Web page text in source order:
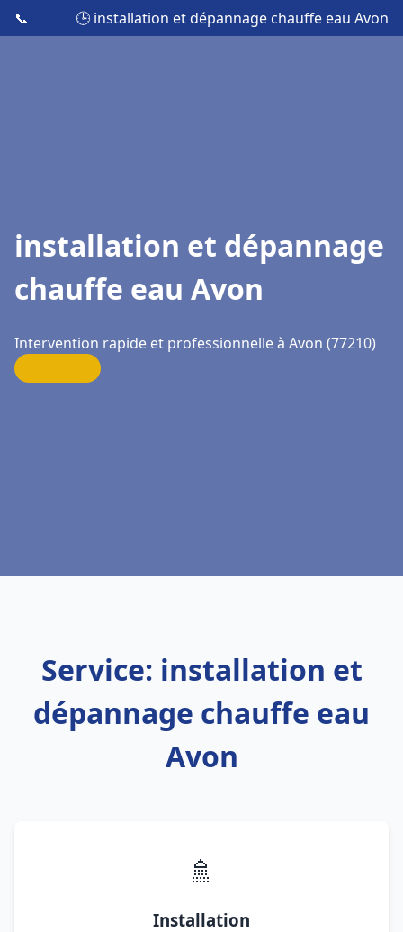
📞 🕒 installation et dépannage chauffe eau Avon
installation et dépannage
chauffe eau Avon
Intervention rapide et professionnelle à Avon (77210)
Service: installation et
dépannage chauffe eau
Avon
🚿
Installation